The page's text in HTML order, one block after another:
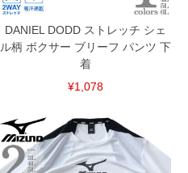
DANIEL DODD ストレッチ シェ
ル柄 ボクサー ブリーフ パンツ 下
着
¥1,078